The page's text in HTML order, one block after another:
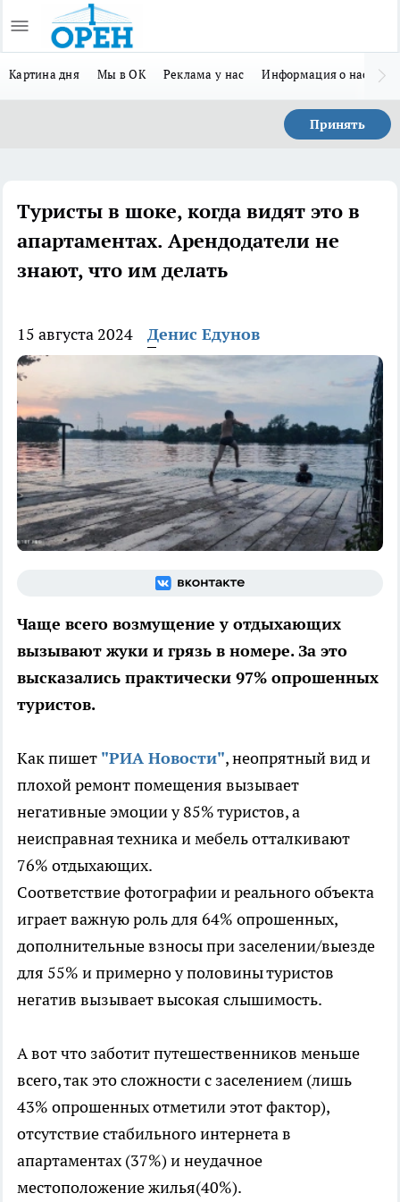
Картина дня Мы в ОК Реклама у нас Информация о нас
Принять
Туристы в шоке, когда видят это в
апартаментах. Арендодатели не
знают, что им делать
15 августа 2024 Денис Едунов
Чаще всего возмущение у отдыхающих
вызывают жуки и грязь в номере. За это
высказались практически 97% опрошенных
туристов.
Как пишет "РИА Новости", неопрятный вид и
плохой ремонт помещения вызывает
негативные эмоции у 85% туристов, а
неисправная техника и мебель отталкивают
76% отдыхающих.
Соответствие фотографии и реального объекта
играет важную роль для 64% опрошенных,
дополнительные взносы при заселении/выезде
для 55% и примерно у половины туристов
негатив вызывает высокая слышимость.
А вот что заботит путешественников меньше
всего, так это сложности с заселением (лишь
43% опрошенных отметили этот фактор),
отсутствие стабильного интернета в
апартаментах (37%) и неудачное
местоположение жилья(40%).